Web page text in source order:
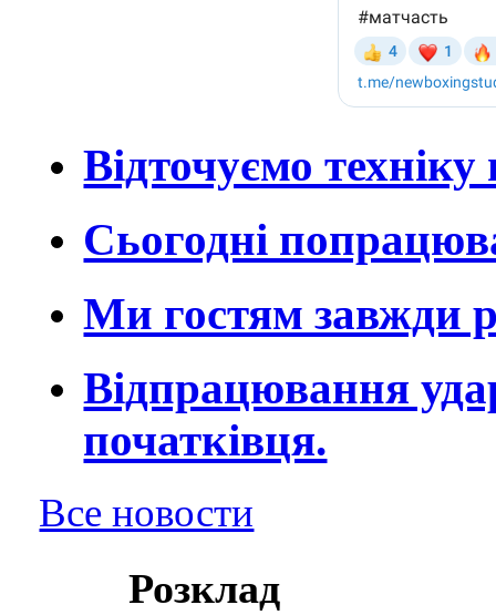
Відточуємо
Сьогодні
Ми гостям завжди
Відпрацювання
початківця.
Все новости
Розклад